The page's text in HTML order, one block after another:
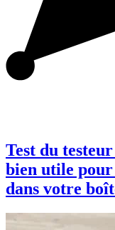
Test du
bien utile
dans votre